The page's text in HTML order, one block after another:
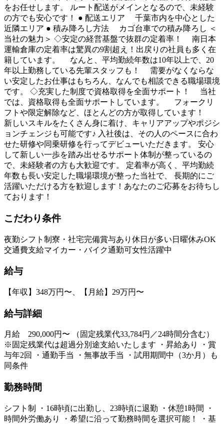
をお任せします。 ルート配送がメインとなるので、未経験
の方でも安心です！ ● 配送エリア 千葉市内を中心とした
近隣エリア ● 積み降ろし方法 カゴ台車での積み降ろし ＜
当社の魅力＞ ◇安定の経営基盤で抜群の定着率！ 南日本
運輸倉庫の定着率は驚異の9割超え！出戻りの社員も多く在
籍しています。 なんと、平均勤続年数は10年以上で、20
年以上勤務している先輩スタッフも！ 需要がなくならな
い安定したお仕事はもちろん、なんでも相談できる職場環境
です。 ◇充実した制度で資格取得を全面サポート！ 当社
では、資格取得も全面サポートしています。 フォークリ
フトや限定解除など、ほとんどの方が取得しています！
新しいスキルをたくさん身に着け、キャリアアップやポジシ
ョンチェンジも可能です♪ 入社後は、その人のペースに合わ
せた研修や同乗研修を行ってデビューいただきます。 安心
して新しい一歩を踏み出せるサポート体制が整っているの
で、未経験者の方も大歓迎です。 定着率が高く、平均勤続
年数も長い安定した職場環境が整った当社で、 長期的にご
活躍いただける方を歓迎します！あなたのご応募をお待ちし
ております！
こだわり条件
夜勤シフト制 寮・社宅完備賞与あり 休日が多い 日曜休みOK
交通費支給マイカー・バイク通勤可女性活躍中
給与
【年収】348万円〜、【月給】29万円〜
給与詳細
月給 290,000円〜 （固定残業代33,784円／24時間分含む）
※固定残業代は超過分別途支給いたします ・昇給あり ・賞
与年2回 ・通勤手当 ・無事故手当 ・試用期間中（3か月）も
同条件
勤務時間
シフト制 ・16時頃に出勤し、23時頃に退勤 ・休憩1時間 ・
時間外労働あり ・希望に沿って勤務時間を選択可能！ ・基